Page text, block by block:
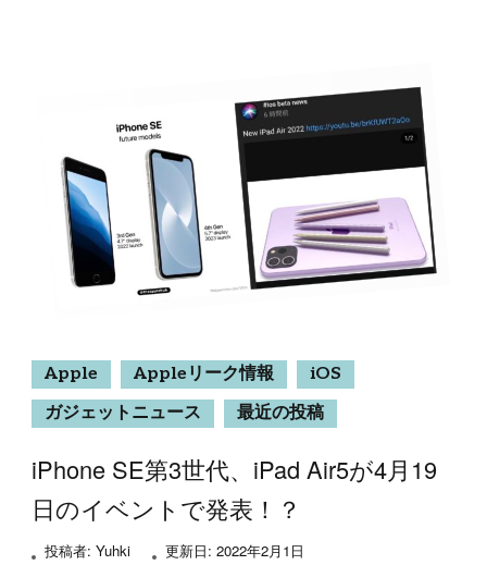
Apple Appleリーク情報
iOS
ガジェットニュース
最近の投稿
iPhone SE第3世代、iPad Air5が4月19
日のイベントで発表！？
投稿者: Yuhki 更新日: 2022年2月1日